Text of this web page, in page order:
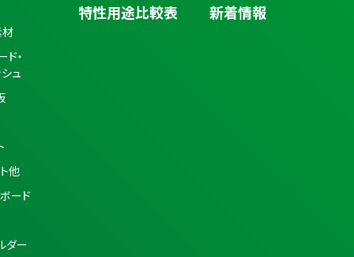
・
ュ
他
ード
ダー
特性用途比較表
新着情報